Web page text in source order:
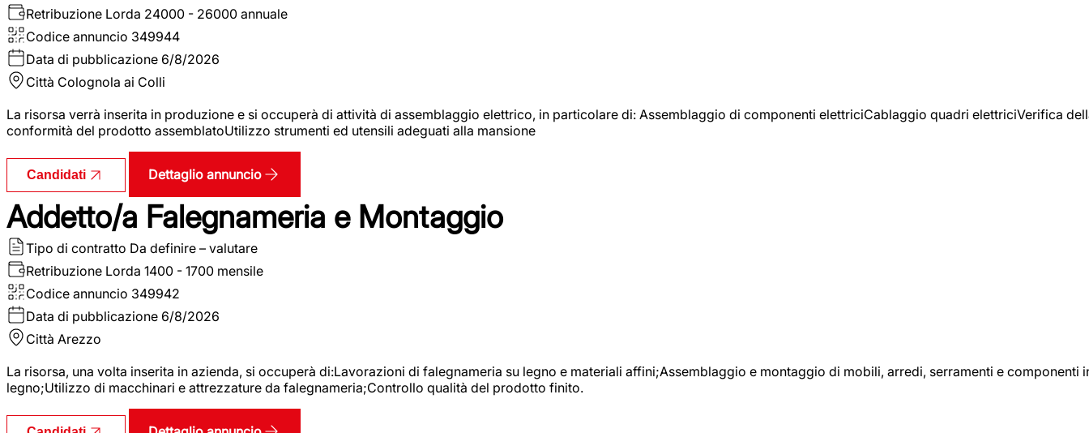
Retribuzione Lorda 24000 - 26000 annuale
Codice annuncio 349944
Data di pubblicazione 6/8/2026
Città Colognola ai Colli
La risorsa verrà inserita in produzione e si occuperà di attività di assemblaggio elettrico, in particolare di: Assemblaggio di componenti elettriciCablaggio quadri elettriciVerifica
conformità del prodotto assemblatoUtilizzo strumenti ed utensili adeguati alla mansione
Candidati Dettaglio annuncio
Addetto/a Falegnameria e Montaggio
Tipo di contratto Da definire – valutare
Retribuzione Lorda 1400 - 1700 mensile
Codice annuncio 349942
Data di pubblicazione 6/8/2026
Città Arezzo
La risorsa, una volta inserita in azienda, si occuperà di:Lavorazioni di falegnameria su legno e materiali affini;Assemblaggio e montaggio di mobili, arredi, serramenti e componenti
legno;Utilizzo di macchinari e attrezzature da falegnameria;Controllo qualità del prodotto finito.